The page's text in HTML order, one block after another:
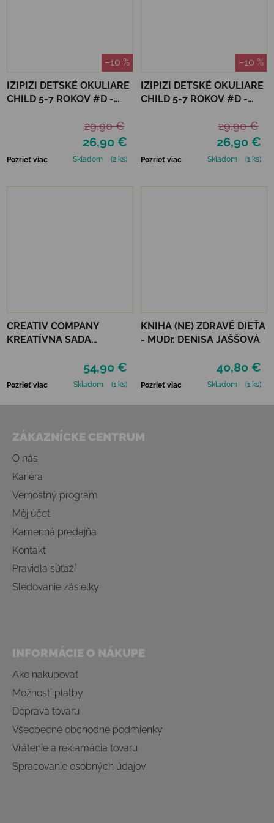
–10 %
IZIPIZI DETSKÉ OKULIARE
CHILD 5-7 ROKOV #D -
26,90 €
29,90 €
Pozrieť viac Skladom (2 ks)
–10 %
IZIPIZI DETSKÉ OKULIARE
CHILD 5-7 ROKOV #D -
26,90 €
29,90 €
Pozrieť viac Skladom (1 ks)
CREATIV COMPANY
KREATÍVNA SADA
RESIN CASTING CANDLE
HOLDERS
54,90 €
Pozrieť viac Skladom (1 ks)
KNIHA (NE) ZDRAVÉ DIEŤA
- MUDr. DENISA JAŠŠOVÁ
40,80 €
Pozrieť viac Skladom (1 ks)
ZÁKAZNÍCKE CENTRUM
O nás
Kariéra
Vernostný program
Môj účet
Kamenná predajňa
Kontakt
Pravidlá súťaží
Sledovanie zásielky
INFORMÁCIE O NÁKUPE
Ako nakupovať
Možnosti platby
Doprava tovaru
Všeobecné obchodné podmienky
Vrátenie a reklamácia tovaru
Spracovanie osobných údajov